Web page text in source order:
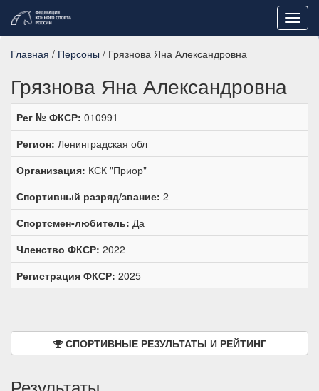
Главная / Персоны / Грязнова Яна Александровна
Грязнова Яна Александровна
Рег № ФКСР: 010991
Регион: Ленинградская обл
Организация: КСК "Приор"
Спортивный разряд/звание: 2
Спортсмен-любитель: Да
Членство ФКСР: 2022
Регистрация ФКСР: 2025
СПОРТИВНЫЕ РЕЗУЛЬТАТЫ И РЕЙТИНГ